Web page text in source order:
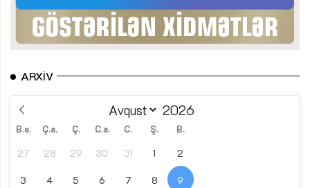
ARXIV
B.e. Ç.a. Ç. C.a. C. Ş. B.
27 28 29 30 31 1 2
3 4 5 6 7 8 9